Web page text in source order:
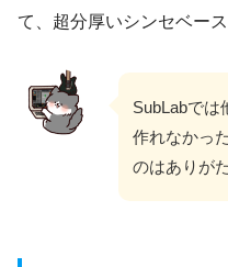
て、超分厚いシンセベー
SubLabでは
作れなかっ
のはありが